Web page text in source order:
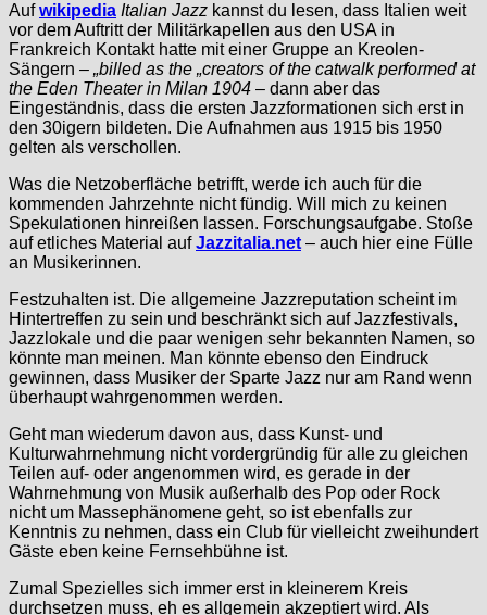
Aufwikipedia Italian Jazz kannst du lesen, dass Italien weit
vor dem Auftritt der Militärkapellen aus den USA in
Frankreich Kontakt hatte mit einer Gruppe an Kreolen-
Sängern – „billed as the „creators of the catwalk performed at
the Eden Theater in Milan 1904 – dann aber das
Eingeständnis, dass die ersten Jazzformationen sich erst in
den 30igern bildeten. Die Aufnahmen aus 1915 bis 1950
gelten als verschollen.
Was die Netzoberfläche betrifft, werde ich auch für die
kommenden Jahrzehnte nicht fündig. Will mich zu keinen
Spekulationen hinreißen lassen. Forschungsaufgabe. Stoße
auf etliches Material aufJazzitalia.net – auch hier eine Fülle
an Musikerinnen.
Festzuhalten ist. Die allgemeine Jazzreputation scheint im
Hintertreffen zu sein und beschränkt sich auf Jazzfestivals,
Jazzlokale und die paar wenigen sehr bekannten Namen, so
könnte man meinen. Man könnte ebenso den Eindruck
gewinnen, dass Musiker der Sparte Jazz nur am Rand wenn
überhaupt wahrgenommen werden.
Geht man wiederum davon aus, dass Kunst- und
Kulturwahrnehmung nicht vordergründig für alle zu gleichen
Teilen auf- oder angenommen wird, es gerade in der
Wahrnehmung von Musik außerhalb des Pop oder Rock
nicht um Massephänomene geht, so ist ebenfalls zur
Kenntnis zu nehmen, dass ein Club für vielleicht zweihundert
Gäste eben keine Fernsehbühne ist.
Zumal Spezielles sich immer erst in kleinerem Kreis
durchsetzen muss, eh es allgemein akzeptiert wird. Als